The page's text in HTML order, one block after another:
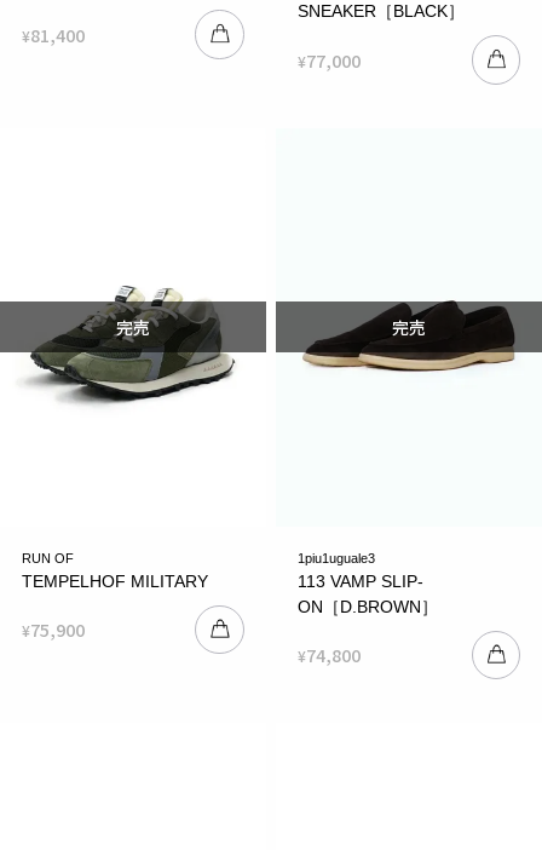
¥81,400
SNEAKER［BLACK］
¥77,000
RUN OF
TEMPELHOF MILITARY
¥75,900
1piu1uguale3
113 VAMP SLIP-
ON［D.BROWN］
¥74,800